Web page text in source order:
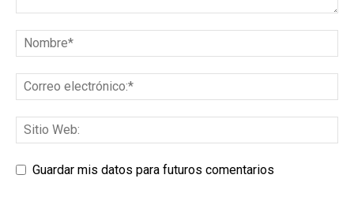
Guardar mis datos para futuros comentarios